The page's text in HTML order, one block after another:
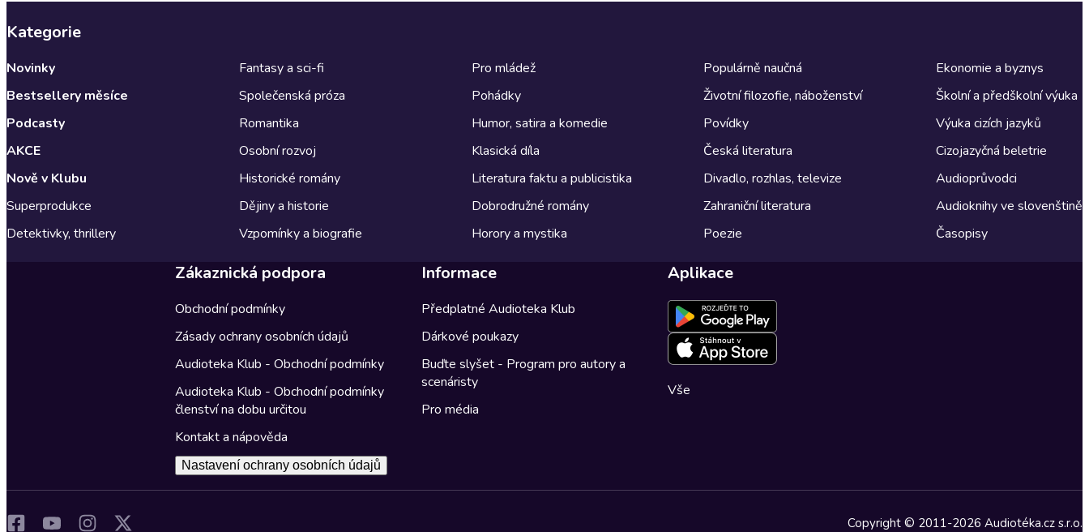
Kategorie
Novinky
Bestsellery měsíce
Podcasty
AKCE
Nově v Klubu
Superprodukce
Detektivky, thrillery
Fantasy a sci-fi
Společenská próza
Romantika
Osobní rozvoj
Historické romány
Dějiny a historie
Vzpomínky a biografie
Pro mládež
Pohádky
Humor, satira a komedie
Klasická díla
Literatura faktu a publicistika
Dobrodružné romány
Horory a mystika
Populárně naučná
Životní filozofie, náboženství
Povídky
Česká literatura
Divadlo, rozhlas, televize
Zahraniční literatura
Poezie
Ekonomie a byznys
Školní a předškolní výuka
Výuka cizích jazyků
Cizojazyčná beletrie
Audioprůvodci
Audioknihy ve slovenštině
Časopisy
Zákaznická podpora
Obchodní podmínky
Zásady ochrany osobních údajů
Audioteka Klub - Obchodní podmínky
Audioteka Klub - Obchodní podmínky
členství na dobu určitou
Kontakt a nápověda
Nastavení ochrany osobních údajů
Informace
Předplatné Audioteka Klub
Dárkové poukazy
Buďte slyšet - Program pro autory a
scenáristy
Pro média
Aplikace
Vše
Copyright © 2011-2026 Audiotéka.cz s.r.o.